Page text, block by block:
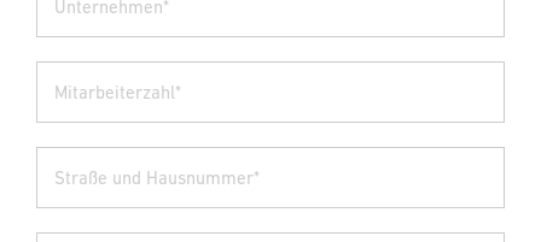
Unternehmen*
Mitarbeiterzahl*
Straße und Hausnummer*